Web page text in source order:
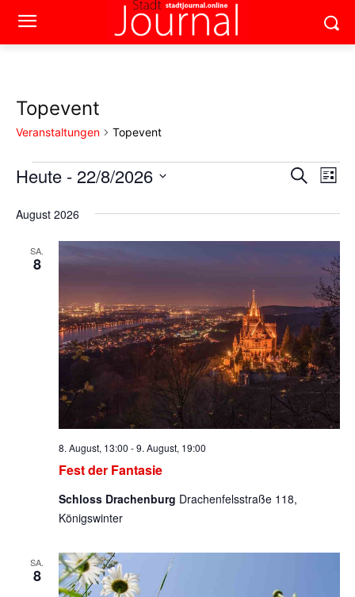
Topevent
Veranstaltungen Topevent
Veranstaltungen
Suche
und
SucheListe
Heute - 22/8/2026
wählen.
August 2026
SA.
8
Fest der Fantasie
8. August, 13:00 -9. August, 19:00
Schloss Drachenburg Drachenfelsstraße 118,
Königswinter
SA.
8